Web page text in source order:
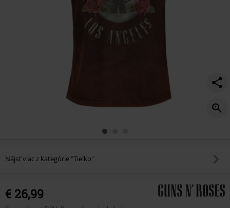
Nájsť viac z kategórie "Tielko"
€ 26,99